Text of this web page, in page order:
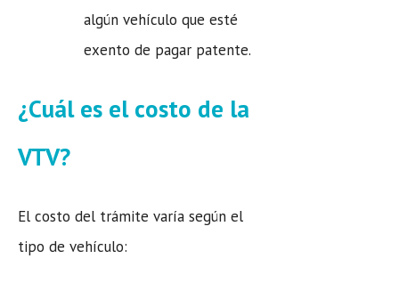
algún vehículo que esté
exento de pagar patente.
¿Cuál es el costo de la
VTV?
El costo del trámite varía según el
tipo de vehículo: